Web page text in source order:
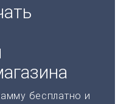
бесплатно и